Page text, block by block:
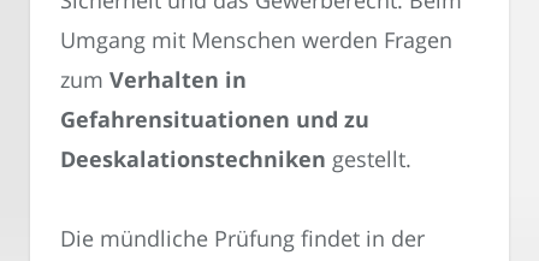
Umgang mit Menschen werden Fragen
zum Verhalten in
Gefahrensituationen und zu
Deeskalationstechniken gestellt.
Die mündliche Prüfung findet in der